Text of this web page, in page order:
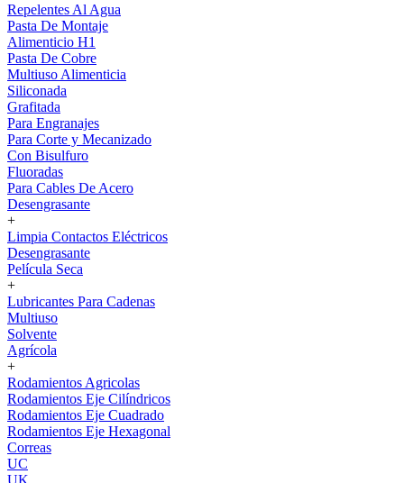
Repelentes Al Agua
Pasta De Montaje
Alimenticio H1
Pasta De Cobre
Multiuso Alimenticia
Siliconada
Grafitada
Para Engranajes
Para Corte y Mecanizado
Con Bisulfuro
Fluoradas
Para Cables De Acero
Desengrasante
+
Limpia Contactos Eléctricos
Desengrasante
Película Seca
+
Lubricantes Para Cadenas
Multiuso
Solvente
Agrícola
+
Rodamientos Agricolas
Rodamientos Eje Cilíndricos
Rodamientos Eje Cuadrado
Rodamientos Eje Hexagonal
Correas
UC
UK